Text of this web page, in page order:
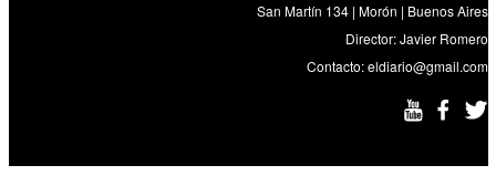
San Martín 134 | Morón | Buenos Aires
Director: Javier Romero
Contacto:eldiario@gmail.com